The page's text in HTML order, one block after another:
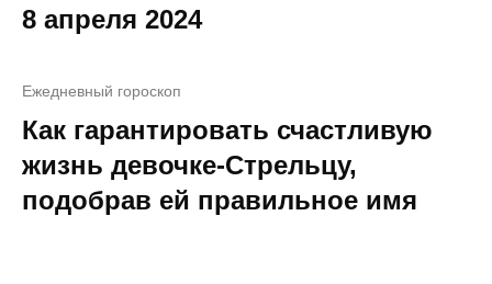
8 апреля 2024
Ежедневный гороскоп
Как гарантировать счастливую
жизнь девочке-Стрельцу,
подобрав ей правильное имя